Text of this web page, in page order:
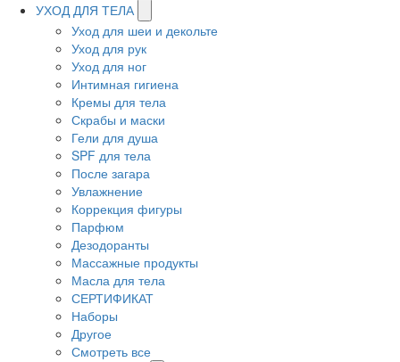
УХОД ДЛЯ ТЕЛА
Уход для шеи и декольте
Уход для рук
Уход для ног
Интимная гигиена
Кремы для тела
Скрабы и маски
Гели для душа
SPF для тела
После загара
Увлажнение
Коррекция фигуры
Парфюм
Дезодоранты
Массажные продукты
Масла для тела
СЕРТИФИКАТ
Наборы
Другое
Смотреть все